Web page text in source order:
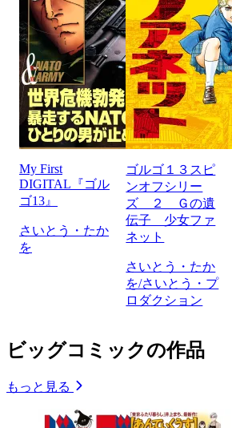
My First
DIGITAL『ゴル
ゴ13』
さいとう・たか
を
ゴルゴ１３スピ
ンオフシリー
ズ ２ Ｇの遺
伝子 少女ファ
ネット
さいとう・たか
を/さいとう・プ
ロダクション
ビッグコミックの作品
もっと見る